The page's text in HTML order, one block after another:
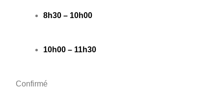
8h30 – 10h00
10h00 – 11h30
Confirmé